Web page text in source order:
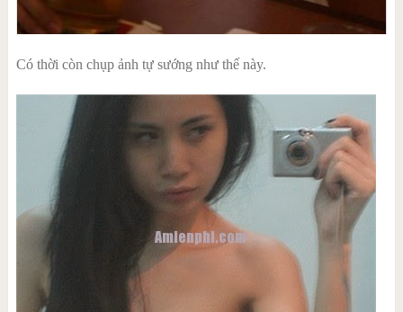
Có thời còn chụp ảnh tự sướng như thế này.